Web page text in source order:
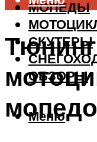
МОПЕДЫ
СКУТЕРЫ
ОБЗОРЫ
Меню